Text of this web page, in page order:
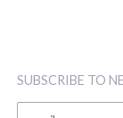
SUBSCRIBE TO